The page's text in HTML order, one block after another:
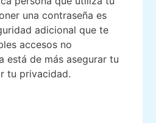
una contraseña es
adicional que te
accesos no
está de más asegurar tu
tu privacidad.